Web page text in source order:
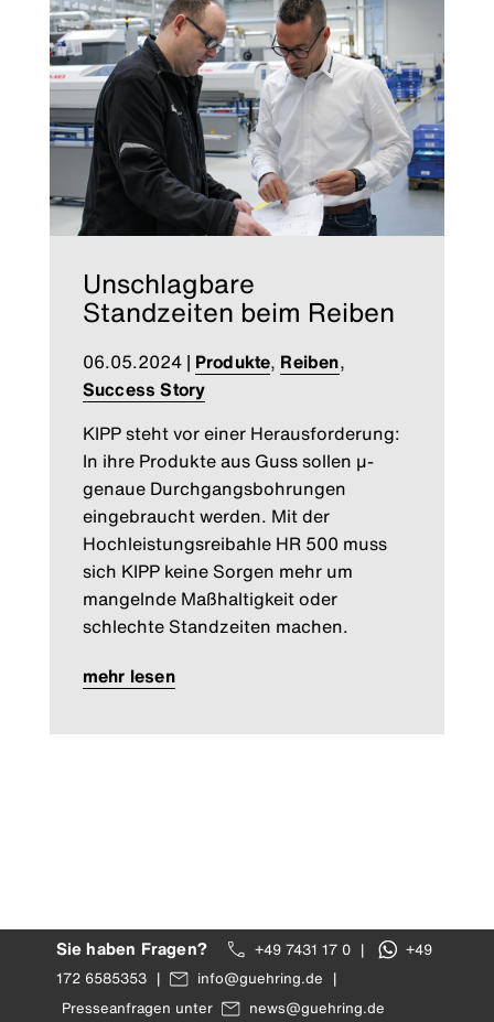
Unschlagbare
Standzeiten beim Reiben
06.05.2024| Produkte, Reiben,
Success Story
KIPP steht vor einer Herausforderung:
In ihre Produkte aus Guss sollen µ-
genaue Durchgangsbohrungen
eingebraucht werden. Mit der
Hochleistungsreibahle HR 500 muss
sich KIPP keine Sorgen mehr um
mangelnde Maßhaltigkeit oder
schlechte Standzeiten machen.
mehr lesen
Sie haben Fragen? +49 7431 17 0 |
+49
172 6585353 | info@guehring.de |
Presseanfragen unter
news@guehring.de